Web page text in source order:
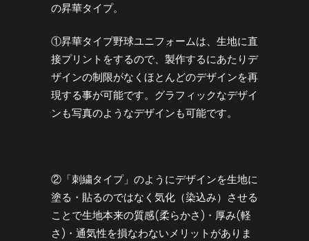
の昇華タイプ。
①昇華タイプ野球ユニフォームは、生地に直
接プリントをするので、製作するにあたりデ
ザインの制限がなくほとんどのデザインを再
現する事が可能です。グラフィックなデザイ
ンも写真のようなデザインも可能です。
②「刺繍タイプ」のようにデザインを生地に
塗る・貼るのではなく気化（染込み）させる
ことで生地本来の質感(柔らかさ)・厚み(軽
さ)・通気性を損なわないメリットがありま